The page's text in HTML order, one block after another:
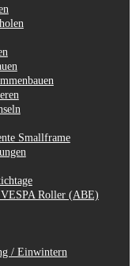
Smallframe
VESPA Roller (ABE)
/ Einwintern